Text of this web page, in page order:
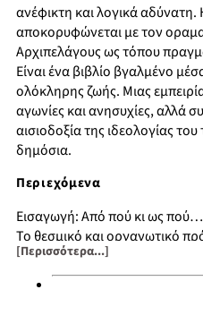
ανέφικτη και λογικά
αποκορυφώνεται με τον
Αρχιπελάγους ως τόπου
Είναι ένα βιβλίο βγαλμένο
ολόκληρης ζωής. Μιας
αγωνίες και ανησυχίες, αλλά
αισιοδοξία της ιδεολογίας
δημόσια.
Περιεχόμενα
Εισαγωγή: Από πού κι ως πού…
Το θεσμικό και οργανωτικό
Κριτική, αυτοκριτική και
Εξ όνυχος τον λέοντα…
[Περισσότερα...]